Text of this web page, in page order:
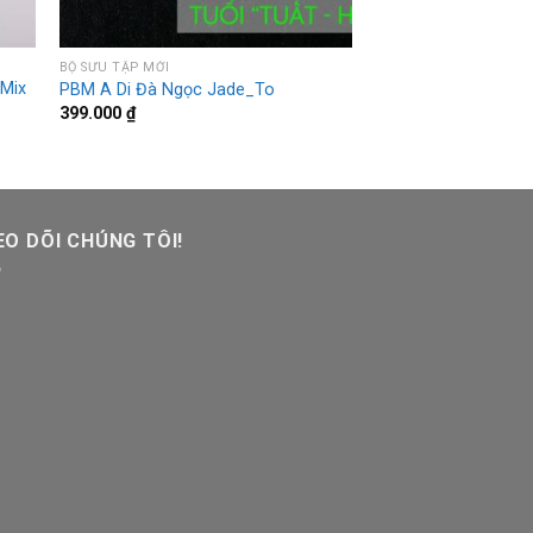
BỘ SƯU TẬP MỚI
PBM A Di Đà Ngọc Jade_To
399.000 ₫
DÕI CHÚNG TÔI!